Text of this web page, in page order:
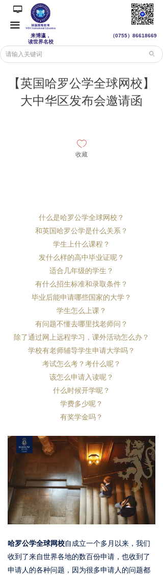
끀
来博瀛，
读世界名校
넡
（0755） 86618669
ꄙ
【英国哈罗公学全球网校】
大中华区发布会邀请函
什么是哈罗公学全球网校？
和英国哈罗公学是什么关系？
学生上什么课程？
发什么样的高中毕业证呢？
适合几年级的学生？
有什么招生标准和录取条件？
毕业后能申请哪些国家的大学？
学生怎么上课？
有问题不懂去哪里找老师问？
除了通过网上远程学习，课外活动怎么办？
学校有老师辅导学生申请大学吗？
考试怎么考？考什么呢？
该怎么申请入读呢？
什么时候开学呢？
学费多少呢？
有奖学金吗？
哈罗公学全球网校自成立一个多月以来，我们
收到了来自世界各地的数百份申请，也收到了
申请人的各种问题，因为很多申请人的问题都
ꄀ
收藏